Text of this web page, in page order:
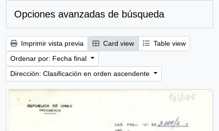
Opciones avanzadas de búsqueda
Imprimir vista previa Card view
Table view
Ordenar por: Fecha final
Dirección: Clasificación en orden ascendente